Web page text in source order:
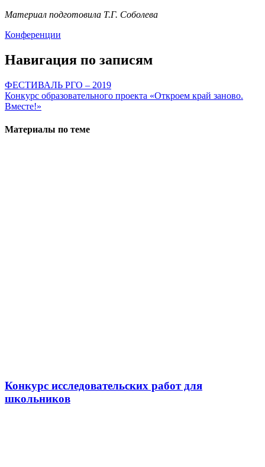
Материал подготовила Т.Г. Соболева
Конференции
Навигация по записям
ФЕСТИВАЛЬ РГО – 2019
Конкурс образовательного проекта «Откроем край заново.
Вместе!»
Материалы по теме
Конкурс исследовательских работ для
школьников